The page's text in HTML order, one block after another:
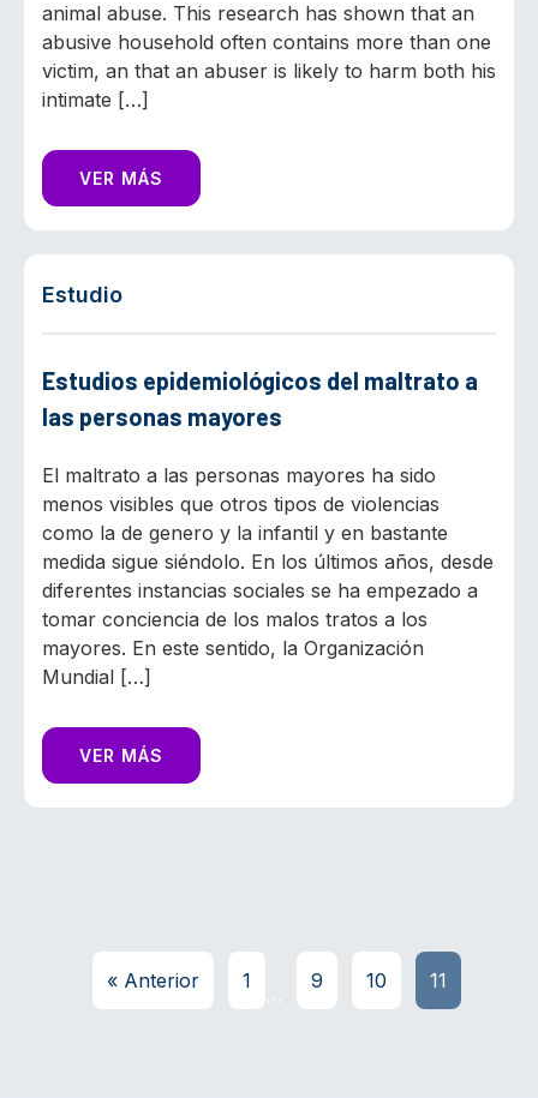
animal abuse. This research has shown that an
abusive household often contains more than one
victim, an that an abuser is likely to harm both his
intimate […]
VER MÁS
Estudio
Estudios epidemiológicos del maltrato a
las personas mayores
El maltrato a las personas mayores ha sido
menos visibles que otros tipos de violencias
como la de genero y la infantil y en bastante
medida sigue siéndolo. En los últimos años, desde
diferentes instancias sociales se ha empezado a
tomar conciencia de los malos tratos a los
mayores. En este sentido, la Organización
Mundial […]
VER MÁS
« Anterior 1
…
9 10 11